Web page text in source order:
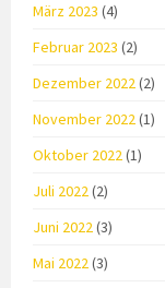
März 2023 (4)
Februar 2023 (2)
Dezember 2022(2)
November 2022(1)
Oktober 2022(1)
Juli 2022(2)
Juni 2022(3)
Mai 2022(3)